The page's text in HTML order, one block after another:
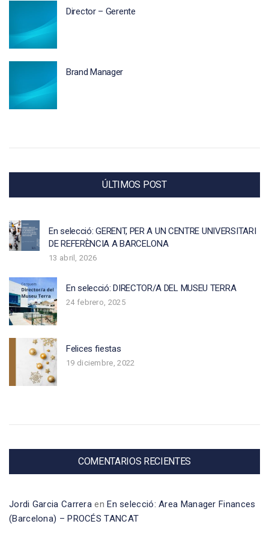
Director – Gerente
Brand Manager
ÚLTIMOS POST
En selecció: GERENT, PER A UN CENTRE UNIVERSITARI
DE REFERÈNCIA A BARCELONA
13 abril, 2026
En selecció: DIRECTOR/A DEL MUSEU TERRA
24 febrero, 2025
Felices fiestas
19 diciembre, 2022
COMENTARIOS RECIENTES
Jordi Garcia Carrera enEn selecció: Area Manager Finances
(Barcelona) – PROCÉS TANCAT